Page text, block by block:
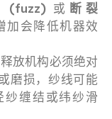
(fuzz) 或 断裂
加会降低机器效
放机构必须绝对
磨损，纱线可能
纱缠结或纬纱滑